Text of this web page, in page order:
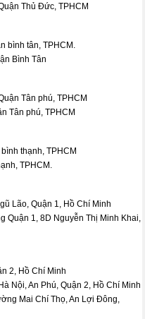
Thủ Đức, TPHCM
bình tân, TPHCM.
Bình Tân
Tân phú, TPHCM
Tân phú, TPHCM
thạnh, TPHCM
TPHCM.
Lão, Quận 1, Hồ Chí Minh
Quận 1, 8D Nguyễn Thị Minh Khai,
2, Hồ Chí Minh
Nội, An Phú, Quận 2, Hồ Chí Minh
Mai Chí Thọ, An Lợi Đông,